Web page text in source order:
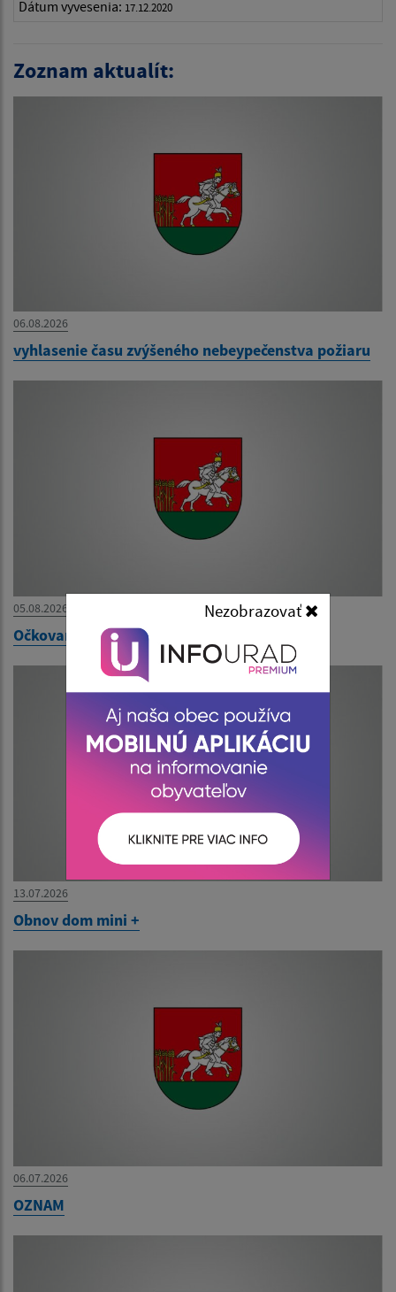
Dátum vyvesenia: 17.12.2020
Zoznam aktualít:
06.08.2026
vyhlasenie času zvýšeného nebeypečenstva požiaru
05.08.2026
Očkovanie psov a mačiek
13.07.2026
Obnov dom mini +
06.07.2026
OZNAM
Nezobrazovať